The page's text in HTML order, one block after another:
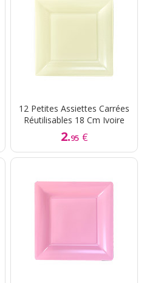
12 Petites Assiettes Carrées
Réutilisables 18 Cm Ivoire
2.95 €